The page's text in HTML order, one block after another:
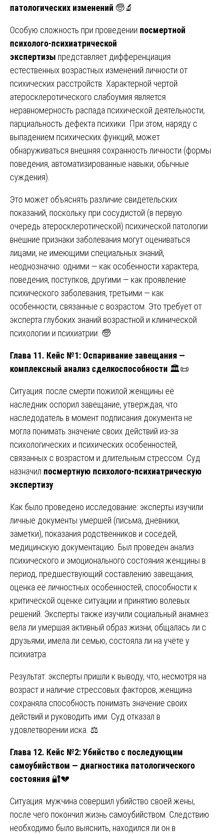
патологических изменений 🧓🔬
Особую сложность при проведении посмертной
психолого-психиатрической
экспертизы представляет дифференциация
естественных возрастных изменений личности от
психических расстройств. Характерной чертой
атеросклеротического слабоумия является
неравномерность распада психической деятельности,
парциальность дефекта психики. При этом, наряду с
выпадением психических функций, может
обнаруживаться внешняя сохранность личности (формы
поведения, автоматизированные навыки, обычные
суждения).
Это может объяснять различие свидетельских
показаний, поскольку при сосудистой (в первую
очередь атеросклеротической) психической патологии
внешние признаки заболевания могут оцениваться
лицами, не имеющими специальных знаний,
неоднозначно: одними — как особенности характера,
поведения, поступков, другими — как проявление
психического заболевания, третьими — как
особенности, связанные с возрастом. Это требует от
эксперта глубоких знаний возрастной и клинической
психологии и психиатрии. 🧓
Глава 11. Кейс №1: Оспаривание завещания —
комплексный анализ сделкоспособности 🏛️📜
Ситуация: после смерти пожилой женщины её
наследник оспорил завещание, утверждая, что
наследодатель в момент подписания документа не
могла понимать значение своих действий из-за
психологических и психических особенностей,
связанных с возрастом и длительным стрессом. Суд
назначил посмертную психолого-психиатрическую
экспертизу
Как было проведено исследование: эксперты изучили
личные документы умершей (письма, дневники,
заметки), показания родственников и соседей,
медицинскую документацию. Был проведён анализ
психического и эмоционального состояния женщины в
период, предшествующий составлению завещания,
оценка её личностных особенностей, способности к
критической оценке ситуации и принятию волевых
решений. Эксперты также изучили социальный анамнез:
вела ли умершая активный образ жизни, общалась ли с
друзьями, имела ли семью, состояла ли на учёте у
психиатра.
Результат: эксперты пришли к выводу, что, несмотря на
возраст и наличие стрессовых факторов, женщина
сохраняла способность понимать значение своих
действий и руководить ими. Суд отказал в
удовлетворении иска. ⚖️
Глава 12. Кейс №2: Убийство с последующим
самоубийством — диагностика патологического
состояния 🔐💔
Ситуация: мужчина совершил убийство своей жены,
после чего покончил жизнь самоубийством. Следствию
необходимо было выяснить, находился ли он в